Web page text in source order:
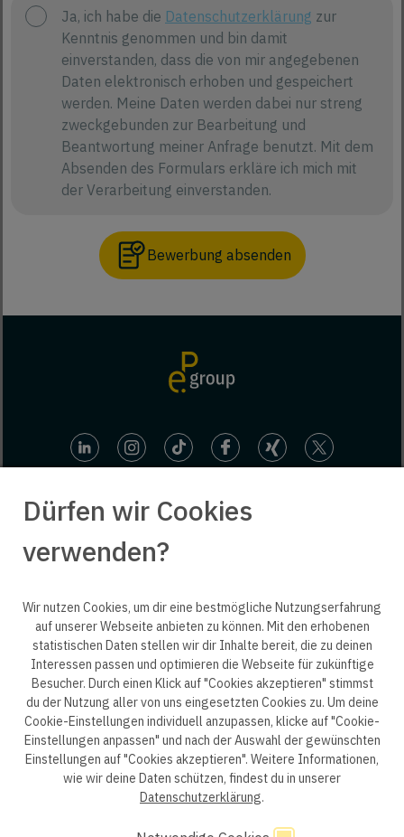
Ja, ich habe die Datenschutzerklärung zur
Kenntnis genommen und bin damit
einverstanden, dass die von mir angegebenen
Daten elektronisch erhoben und gespeichert
werden. Meine Daten werden dabei nur streng
zweckgebunden zur Bearbeitung und
Beantwortung meiner Anfrage benutzt. Mit dem
Absenden des Formulars erkläre ich mich mit
der Verarbeitung einverstanden.
Bewerbung absenden
ep life science
Datenschutzerklärung B2B Datenschutzerklärung
Datenschutzhinweise Bewerber
Impressum AGB
Dürfen wir Cookies
verwenden?
Wir nutzen Cookies, um dir eine bestmögliche Nutzungserfahrung
auf unserer Webseite anbieten zu können. Mit den erhobenen
statistischen Daten stellen wir dir Inhalte bereit, die zu deinen
Interessen passen und optimieren die Webseite für zukünftige
Besucher. Durch einen Klick auf "Cookies akzeptieren" stimmst
du der Nutzung aller von uns eingesetzten Cookies zu. Um deine
Cookie-Einstellungen individuell anzupassen, klicke auf "Cookie-
Einstellungen anpassen" und nach der Auswahl der gewünschten
Einstellungen auf "Cookies akzeptieren". Weitere Informationen,
wie wir deine Daten schützen, findest du in unserer
Datenschutzerklärung.